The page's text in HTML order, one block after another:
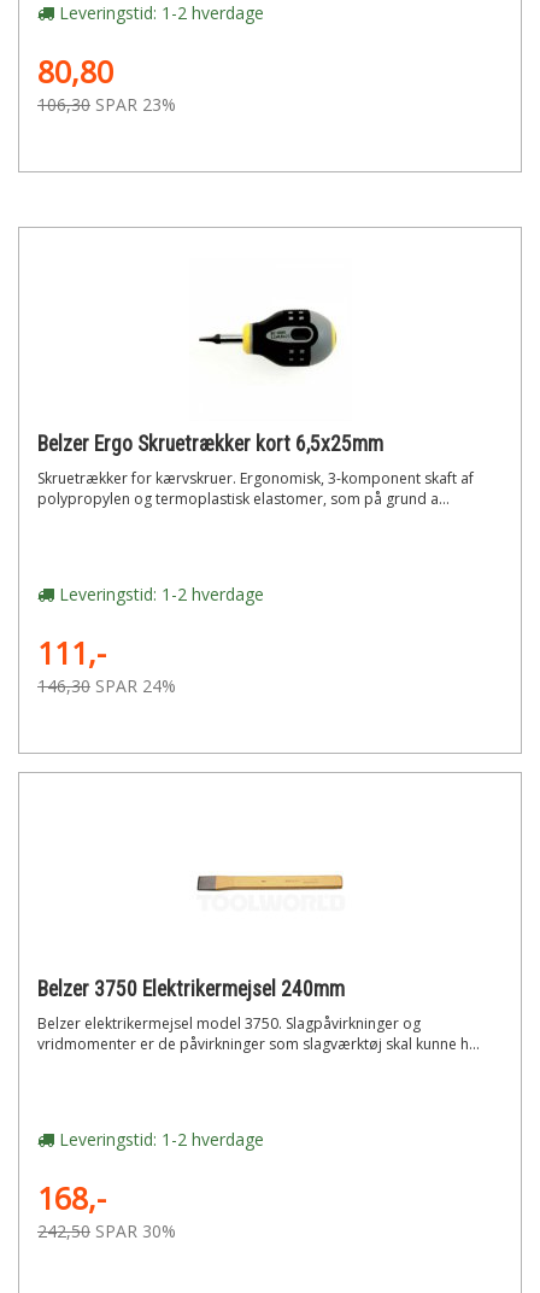
Leveringstid: 1-2 hverdage
80,80
106,30 SPAR 23%
Belzer Ergo Skruetrækker kort 6,5x25mm
Skruetrækker for kærvskruer. Ergonomisk, 3-komponent skaft af
polypropylen og termoplastisk elastomer, som på grund a...
Leveringstid: 1-2 hverdage
111,-
146,30 SPAR 24%
Belzer 3750 Elektrikermejsel 240mm
Belzer elektrikermejsel model 3750. Slagpåvirkninger og
vridmomenter er de påvirkninger som slagværktøj skal kunne h...
Leveringstid: 1-2 hverdage
168,-
242,50 SPAR 30%